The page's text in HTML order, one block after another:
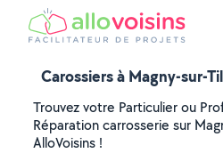
Carossiers à Magny-sur-
Trouvez votre Particulier ou
Réparation carrosserie sur
AlloVoisins !